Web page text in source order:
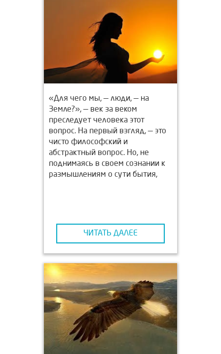
«Для чего мы, — люди, — на
Земле?», — век за веком
преследует человека этот
вопрос. На первый взгляд, — это
чисто философский и
абстрактный вопрос. Но, не
поднимаясь в своем сознании к
размышлениям о сути бытия,
ему матушкой природой.
ЧИТАТЬ ДАЛЕЕ